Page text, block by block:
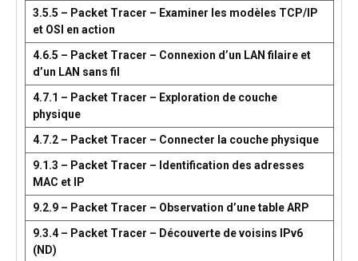
3.5.5 – Packet Tracer – Examiner les modèles TCP/IP
et OSI en action
4.6.5 – Packet Tracer – Connexion d’un LAN filaire et
d’un LAN sans fil
4.7.1 – Packet Tracer – Exploration de couche
physique
4.7.2 – Packet Tracer – Connecter la couche physique
9.1.3 – Packet Tracer – Identification des adresses
MAC et IP
9.2.9 – Packet Tracer – Observation d’une table ARP
9.3.4 – Packet Tracer – Découverte de voisins IPv6
(ND)